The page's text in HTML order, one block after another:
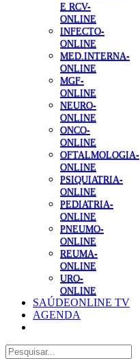
E RCV-
ONLINE
INFECTO-
ONLINE
MED.INTERNA-
ONLINE
MGF-
ONLINE
NEURO-
ONLINE
ONCO-
ONLINE
OFTALMOLOGIA-
ONLINE
PSIQUIATRIA-
ONLINE
PEDIATRIA-
ONLINE
PNEUMO-
ONLINE
REUMA-
ONLINE
URO-
ONLINE
SAÚDEONLINE TV
AGENDA
Pesquisar